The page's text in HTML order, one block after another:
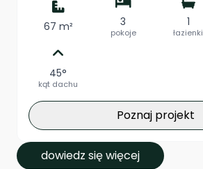
67 m² 3
pokoje
1
łazienki
45°
kąt dachu
Poznaj projekt
dowiedz się więcej